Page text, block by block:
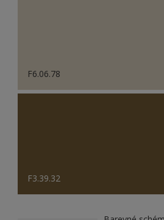
F6.06.78
F3.39.32